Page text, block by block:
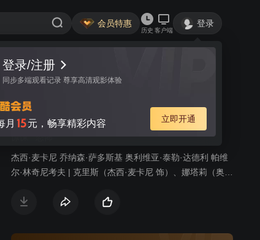
会员特惠
历史 客户端
登录
登录/注册
同步多端观看记录 尊享高清观影体验
月 15元，畅享精彩内容 立即开通
视频 讨论
切尔诺贝利日记
杰西·麦卡尼 乔纳森·萨多斯基 奥利维亚·泰勒·达德利 帕维
尔·林奇尼考夫 | 克里斯（杰西·麦卡尼 饰）、娜塔莉（奥利
美国的青年男女正在进行一段快乐有趣的欧洲之旅，当他